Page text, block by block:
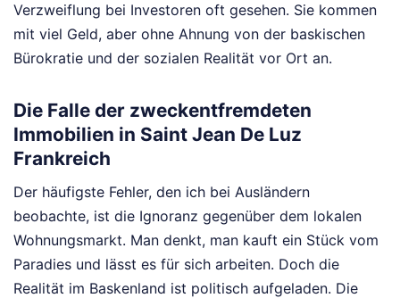
Verzweiflung bei Investoren oft gesehen. Sie kommen
mit viel Geld, aber ohne Ahnung von der baskischen
Bürokratie und der sozialen Realität vor Ort an.
Die Falle der zweckentfremdeten
Immobilien in Saint Jean De Luz
Frankreich
Der häufigste Fehler, den ich bei Ausländern
beobachte, ist die Ignoranz gegenüber dem lokalen
Wohnungsmarkt. Man denkt, man kauft ein Stück vom
Paradies und lässt es für sich arbeiten. Doch die
Realität im Baskenland ist politisch aufgeladen. Die